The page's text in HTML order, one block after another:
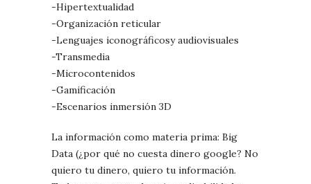
-Hipertextualidad
-Organización reticular
-Lenguajes iconográficosy audiovisuales
-Transmedia
-Microcontenidos
-Gamificación
-Escenarios inmersión 3D
La información como materia prima: Big
Data (¿por qué no cuesta dinero google? No
quiero tu dinero, quiero tu información.